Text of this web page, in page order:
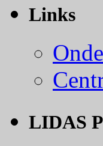
Links
LIDAS